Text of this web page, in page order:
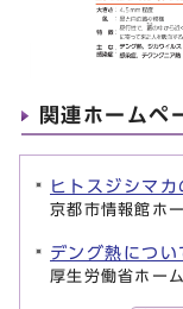
関連ホームペ
ヒトスジシマ
京都市情報館ホ
デング熱につい
厚生労働省ホー